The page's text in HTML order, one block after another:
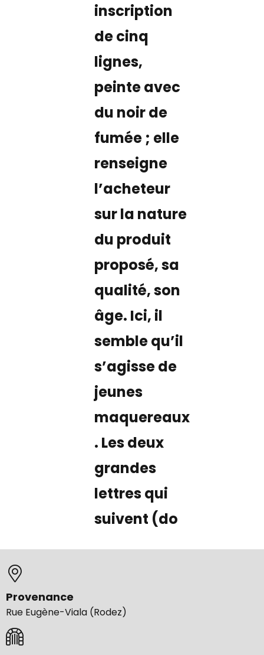
inscription
de cinq
lignes,
peinte avec
du noir de
fumée ; elle
renseigne
l’acheteur
sur la nature
du produit
proposé, sa
qualité, son
âge. Ici, il
semble qu’il
s’agisse de
jeunes
maquereaux
. Les deux
grandes
lettres qui
suivent (do
Provenance
Rue Eugène-Viala (Rodez)